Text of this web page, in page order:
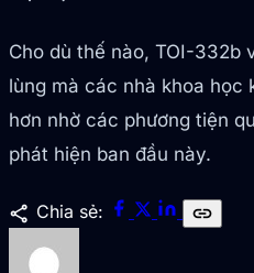
Cho dù thế nào, TOI-332b
lùng mà các nhà khoa học
hơn nhờ các phương tiện
phát hiện ban đầu này.
share Chia sẻ: link